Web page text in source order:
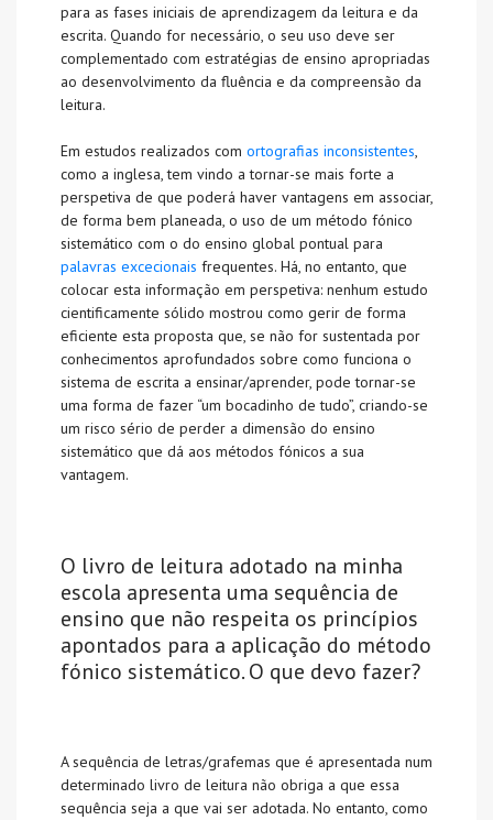
para as fases iniciais de aprendizagem da leitura e da
escrita. Quando for necessário, o seu uso deve ser
complementado com estratégias de ensino apropriadas
ao desenvolvimento da fluência e da compreensão da
leitura.
Em estudos realizados com ortografias inconsistentes,
como a inglesa, tem vindo a tornar-se mais forte a
perspetiva de que poderá haver vantagens em associar,
de forma bem planeada, o uso de um método fónico
sistemático com o do ensino global pontual para
palavras excecionais frequentes. Há, no entanto, que
colocar esta informação em perspetiva: nenhum estudo
cientificamente sólido mostrou como gerir de forma
eficiente esta proposta que, se não for sustentada por
conhecimentos aprofundados sobre como funciona o
sistema de escrita a ensinar/aprender, pode tornar-se
uma forma de fazer “um bocadinho de tudo”, criando-se
um risco sério de perder a dimensão do ensino
sistemático que dá aos métodos fónicos a sua
vantagem.
O livro de leitura adotado na minha
escola apresenta uma sequência de
ensino que não respeita os princípios
apontados para a aplicação do método
fónico sistemático. O que devo fazer?
A sequência de letras/grafemas que é apresentada num
determinado livro de leitura não obriga a que essa
sequência seja a que vai ser adotada. No entanto, como